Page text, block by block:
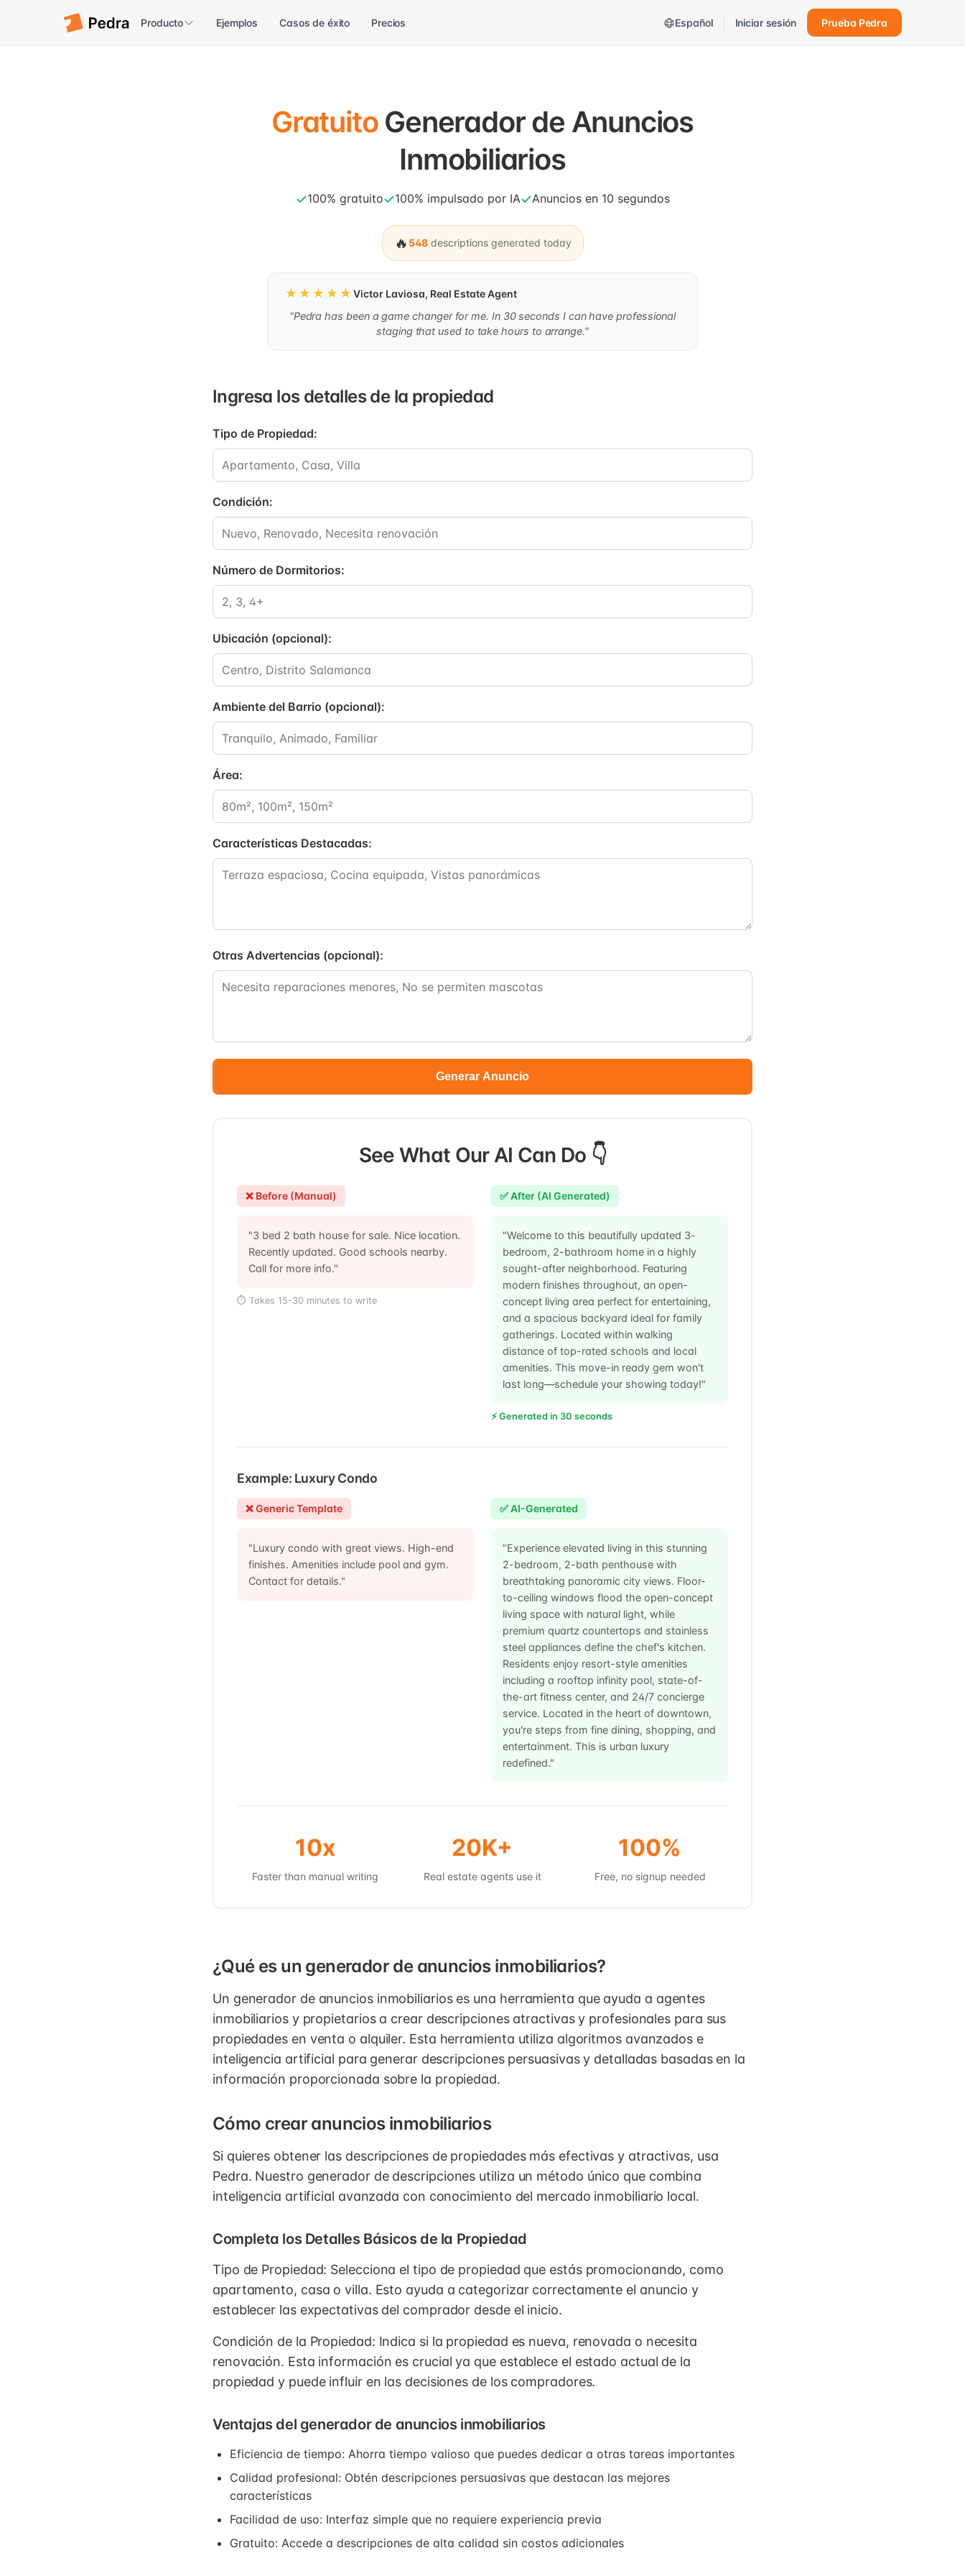
Producto Ejemplos Casos de éxito Precios Español Iniciar sesión Prueba Pedra
Gratuito Generador de Anuncios
Inmobiliarios
100% gratuito 100% impulsado por IA Anuncios en 10 segundos
🔥 548 descriptions generated today
★★★★★ Victor Laviosa, Real Estate Agent
"Pedra has been a game changer for me. In 30 seconds I can have professional
staging that used to take hours to arrange."
Ingresa los detalles de la propiedad
Tipo de Propiedad:
Condición:
Número de Dormitorios:
Ubicación (opcional):
Ambiente del Barrio (opcional):
Área:
Características Destacadas:
Otras Advertencias (opcional):
Generar Anuncio
See What Our AI Can Do 👇
❌ Before (Manual)
"3 bed 2 bath house for sale. Nice location.
Recently updated. Good schools nearby.
Call for more info."
⏱️ Takes 15-30 minutes to write
✅ After (AI Generated)
"Welcome to this beautifully updated 3-
bedroom, 2-bathroom home in a highly
sought-after neighborhood. Featuring
modern finishes throughout, an open-
concept living area perfect for entertaining,
and a spacious backyard ideal for family
gatherings. Located within walking
distance of top-rated schools and local
amenities. This move-in ready gem won't
last long—schedule your showing today!"
⚡ Generated in 30 seconds
Example: Luxury Condo
❌ Generic Template
"Luxury condo with great views. High-end
finishes. Amenities include pool and gym.
Contact for details."
✅ AI-Generated
"Experience elevated living in this stunning
2-bedroom, 2-bath penthouse with
breathtaking panoramic city views. Floor-
to-ceiling windows flood the open-concept
living space with natural light, while
premium quartz countertops and stainless
steel appliances define the chef's kitchen.
Residents enjoy resort-style amenities
including a rooftop infinity pool, state-of-
the-art fitness center, and 24/7 concierge
service. Located in the heart of downtown,
you're steps from fine dining, shopping, and
entertainment. This is urban luxury
redefined."
10x
Faster than manual writing
20K+
Real estate agents use it
100%
Free, no signup needed
¿Qué es un generador de anuncios inmobiliarios?
Un generador de anuncios inmobiliarios es una herramienta que ayuda a agentes
inmobiliarios y propietarios a crear descripciones atractivas y profesionales para sus
propiedades en venta o alquiler. Esta herramienta utiliza algoritmos avanzados e
inteligencia artificial para generar descripciones persuasivas y detalladas basadas en la
información proporcionada sobre la propiedad.
Cómo crear anuncios inmobiliarios
Si quieres obtener las descripciones de propiedades más efectivas y atractivas, usa
Pedra. Nuestro generador de descripciones utiliza un método único que combina
inteligencia artificial avanzada con conocimiento del mercado inmobiliario local.
Completa los Detalles Básicos de la Propiedad
Tipo de Propiedad: Selecciona el tipo de propiedad que estás promocionando, como
apartamento, casa o villa. Esto ayuda a categorizar correctamente el anuncio y
establecer las expectativas del comprador desde el inicio.
Condición de la Propiedad: Indica si la propiedad es nueva, renovada o necesita
renovación. Esta información es crucial ya que establece el estado actual de la
propiedad y puede influir en las decisiones de los compradores.
Ventajas del generador de anuncios inmobiliarios
Eficiencia de tiempo: Ahorra tiempo valioso que puedes dedicar a otras tareas importantes
Calidad profesional: Obtén descripciones persuasivas que destacan las mejores
características
Facilidad de uso: Interfaz simple que no requiere experiencia previa
Gratuito: Accede a descripciones de alta calidad sin costos adicionales